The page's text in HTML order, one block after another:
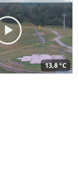
13,8 °C